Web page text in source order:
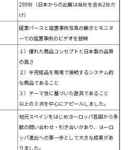
259社（日本からの出展は当社を含め2社だ
け）
提案パースと設置事例写真の展示とモニタ
ーでの設置事例のビデオを放映
１）優れた商品コンセプトと日本製の品質
の高さ
２）半完成品を現場で接続するシステム的
な商品であること
３）テーマ性に基づいた遊具であること
以上の３点を中心にアピールしました。
地元スペインをはじめヨーロッパ各国から多
数の問い合わせ・引き合いがあり、ヨーロ
ッパ進出への第一歩として大きな成果があ
りました。